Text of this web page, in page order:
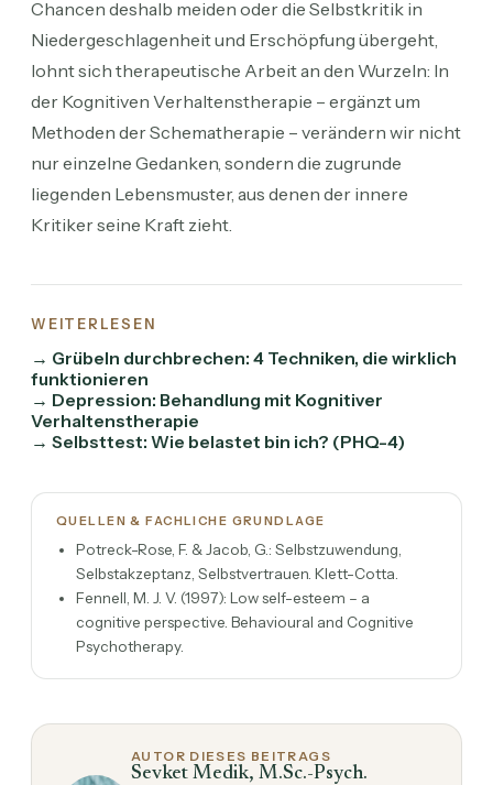
Chancen deshalb meiden oder die Selbstkritik in
Niedergeschlagenheit und Erschöpfung übergeht,
lohnt sich therapeutische Arbeit an den Wurzeln: In
der Kognitiven Verhaltenstherapie – ergänzt um
Methoden der Schematherapie – verändern wir nicht
nur einzelne Gedanken, sondern die zugrunde
liegenden Lebensmuster, aus denen der innere
Kritiker seine Kraft zieht.
WEITERLESEN
→ Grübeln durchbrechen: 4 Techniken, die wirklich
funktionieren
→ Depression: Behandlung mit Kognitiver
Verhaltenstherapie
→ Selbsttest: Wie belastet bin ich? (PHQ-4)
QUELLEN & FACHLICHE GRUNDLAGE
Potreck-Rose, F. & Jacob, G.: Selbstzuwendung,
Selbstakzeptanz, Selbstvertrauen. Klett-Cotta.
Fennell, M. J. V. (1997): Low self-esteem – a
cognitive perspective. Behavioural and Cognitive
Psychotherapy.
AUTOR DIESES BEITRAGS
Sevket Medik, M.Sc.-Psych.